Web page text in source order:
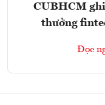
CUBHCM
thưởng
Đọc